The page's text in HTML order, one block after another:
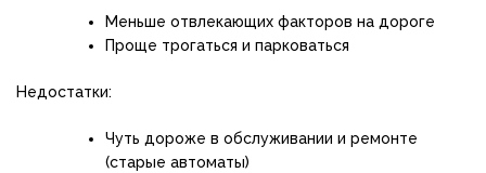
Меньше отвлекающих факторов на дороге
Проще трогаться и парковаться
Недостатки:
Чуть дороже в обслуживании и ремонте
(старые автоматы)